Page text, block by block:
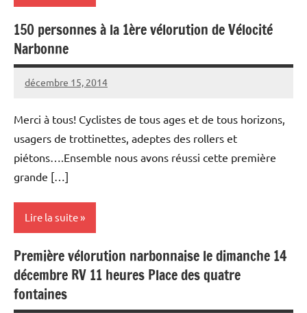
Vélorutions
150 personnes à la 1ère vélorution de Vélocité
Narbonne
décembre 15, 2014
Vélocité
Aucun
Merci à tous! Cyclistes de tous ages et de tous horizons,
usagers de trottinettes, adeptes des rollers et
piétons….Ensemble nous avons réussi cette première
grande […]
Lire la suite
Vélorutions
Première vélorution narbonnaise le dimanche 14
décembre RV 11 heures Place des quatre
fontaines